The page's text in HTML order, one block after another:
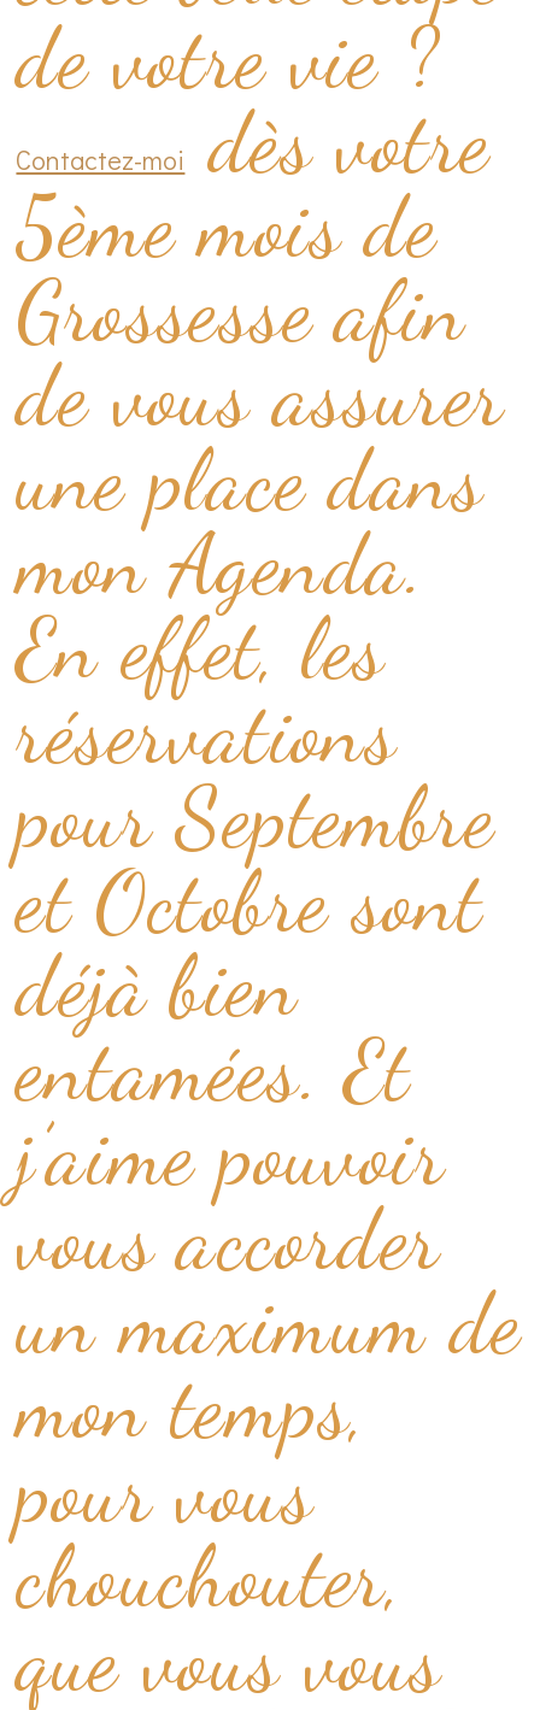
de votre vie ?
Contactez-moidès votre
5ème mois de
Grossesse afin
de vous assurer
une place dans
mon Agenda.
En effet, les
réservations
pour Septembre
et Octobre sont
déjà bien
entamées. Et
j’aime pouvoir
vous accorder
un maximum de
mon temps,
pour vous
chouchouter,
que vous vous